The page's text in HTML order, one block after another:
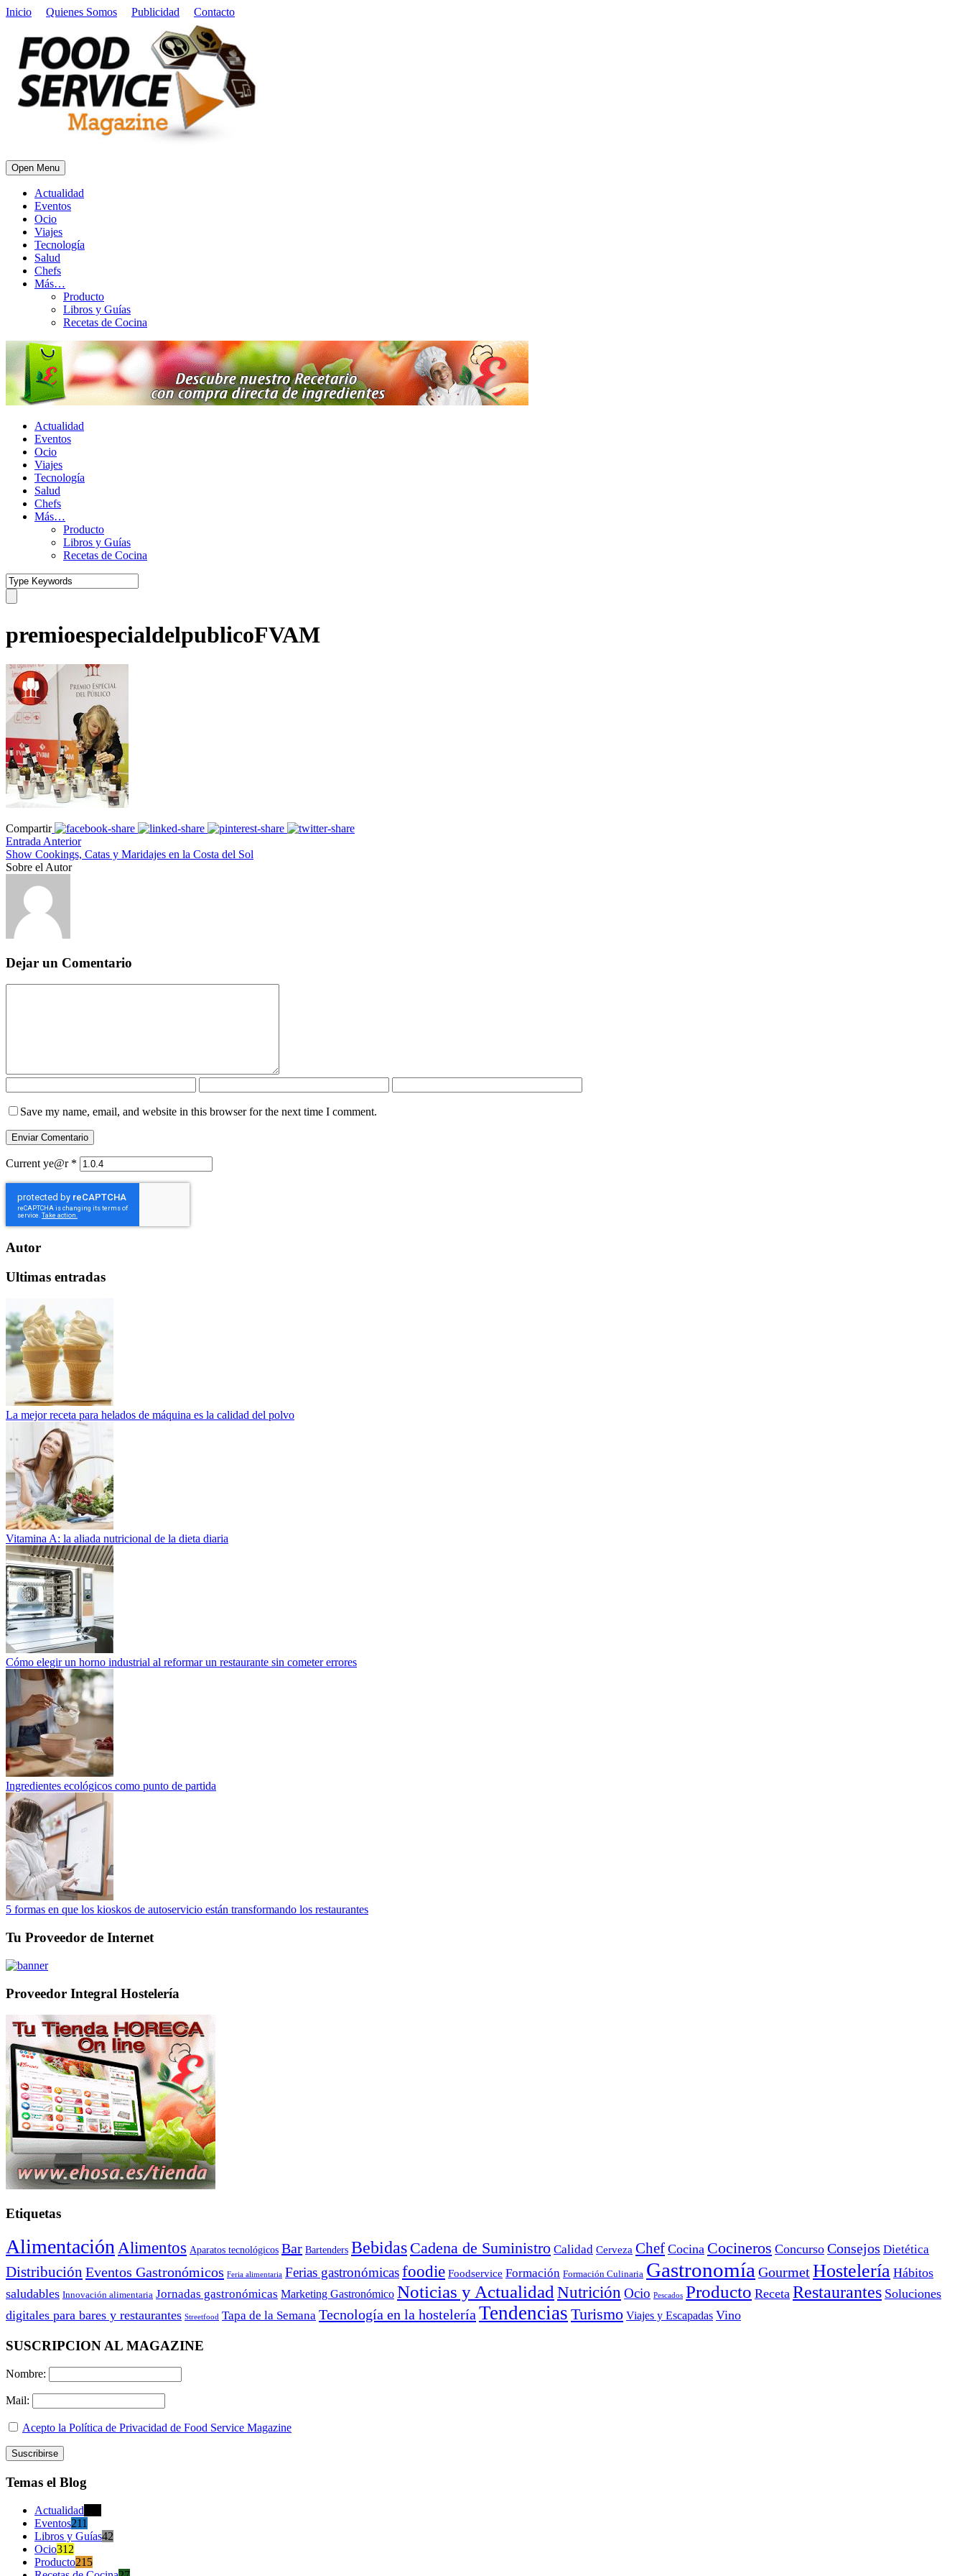
Inicio Quienes Somos Publicidad Contacto
Open Menu
Actualidad
Eventos
Ocio
Viajes
Tecnología
Salud
Chefs
Más…
Producto
Libros y Guías
Recetas de Cocina
Actualidad
Eventos
Ocio
Viajes
Tecnología
Salud
Chefs
Más…
Producto
Libros y Guías
Recetas de Cocina
premioespecialdelpublicoFVAM
Compartir
Entrada Anterior
Show Cookings, Catas y Maridajes en la Costa del Sol
Sobre el Autor
Dejar un Comentario
Save my name, email, and website in this browser for the next time I comment.
Current ye@r *
Autor
Ultimas entradas
La mejor receta para helados de máquina es la calidad del polvo
Vitamina A: la aliada nutricional de la dieta diaria
Cómo elegir un horno industrial al reformar un restaurante sin cometer errores
Ingredientes ecológicos como punto de partida
5 formas en que los kioskos de autoservicio están transformando los restaurantes
Tu Proveedor de Internet
Proveedor Integral Hostelería
Etiquetas
Alimentación Alimentos Aparatos tecnológicos Bar Bartenders Bebidas Cadena de Suministro Calidad Cerveza Chef Cocina Cocineros Concurso Consejos Dietética
Distribución Eventos Gastronómicos Feria alimentaria Ferias gastronómicasfoodie Foodservice Formación Formación Culinaria Gastronomía GourmetHostelería Hábitos
saludables Innovación alimentaria Jornadas gastronómicas Marketing Gastronómico Noticias y Actualidad Nutrición Ocio Pescados Producto Receta Restaurantes Soluciones
digitales para bares y restaurantes Streetfood Tapa de la Semana Tecnología en la hostelería Tendencias Turismo Viajes y Escapadas Vino
SUSCRIPCION AL MAGAZINE
Nombre:
Mail:
Acepto la Política de Privacidad de Food Service Magazine
Temas el Blog
Actualidad
Eventos211
Libros y Guías42
Ocio312
Producto215